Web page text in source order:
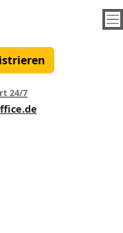
24/7
channel
Kanal von
und Packages